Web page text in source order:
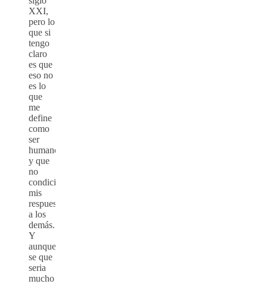
XXI,
pero lo
que si
tengo
claro
es que
eso no
es lo
que
me
define
como
ser
humano,
y que
no
condicionará
mis
respuestas
a los
demás.
Y
aunque
se que
seria
mucho